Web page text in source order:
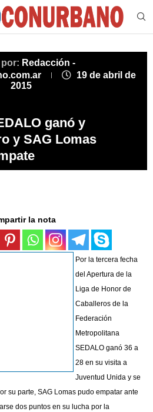
Redacción -
19 de abril de
2015
ganó y
y SAG Lomas
la nota
Por la tercera fecha
del Apertura de la
Liga de Honor de
Caballeros de la
Federación
Metropolitana
SEDALO ganó 36 a
28 en su visita a
Juventud Unida y se
su parte, SAG Lomas pudo empatar ante
dos puntos en su lucha por la